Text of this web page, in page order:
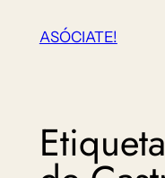
ASÓCIATE!